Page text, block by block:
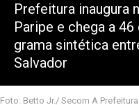
Prefeitura inaugura
Paripe e chega a
grama sintética
Salvador
Foto: Betto Jr./ Secom A